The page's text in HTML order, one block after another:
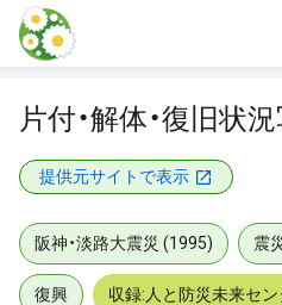
本文に飛ぶ
片付・解体・復旧状
提供元サイトで表示
阪神・淡路大震災 (1995) 震
復興 収録:人と防災未来セ